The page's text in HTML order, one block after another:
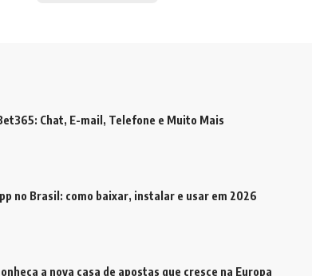
Chat, E-mail, Telefone e Muito Mais
no Brasil: como baixar, instalar e usar em 2026
a nova casa de apostas que cresce na Europa